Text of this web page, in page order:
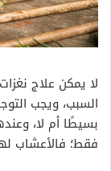
لا يمكن علاج
السبب، ويجب
بسيطًا أم لا،
فقط؛ فالأعشاب